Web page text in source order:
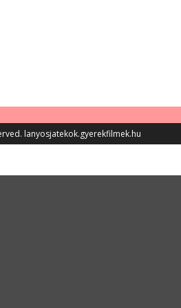
lanyosjatekok.gyerekfilmek.hu